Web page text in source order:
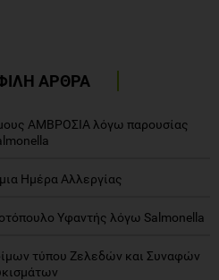
ΑΡΘΡΑ
ΑΜΒΡΟΣΙΑ λόγω παρουσίας
Ημέρα Αλλεργίας
Υφαντής λόγω Salmonella
τύπου Ζελεδών και Συναφών